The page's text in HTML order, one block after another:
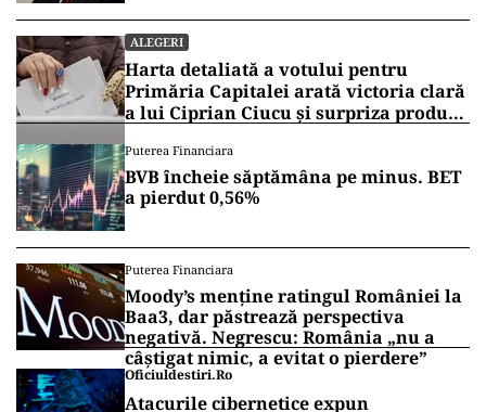
ALEGERI
Harta detaliată a votului pentru
Primăria Capitalei arată victoria clară
a lui Ciprian Ciucu și surpriza produsă
Puterea Financiara
BVB încheie săptămâna pe minus. BET
a pierdut 0,56%
Puterea Financiara
Moody’s menține ratingul României la
Baa3, dar păstrează perspectiva
negativă. Negrescu: România „nu a
câștigat nimic, a evitat o pierdere”
Oficiuldestiri.ro
Atacurile cibernetice expun